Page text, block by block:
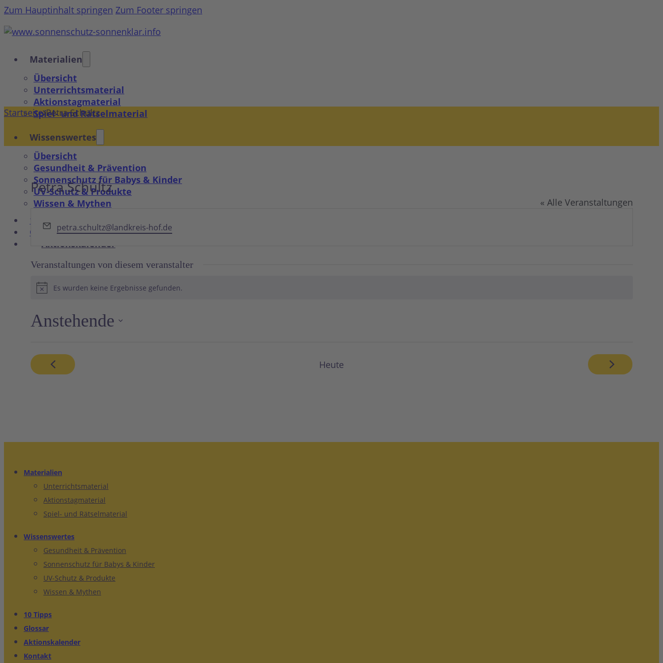
Zum Hauptinhalt springen Zum Footer springen
Materialien
Übersicht
Unterrichtsmaterial
Aktionstagmaterial
Spiel- und Rätselmaterial
Wissenswertes
Übersicht
Gesundheit & Prävention
Sonnenschutz für Babys & Kinder
UV-Schutz & Produkte
Wissen & Mythen
10 Tipps
Glossar
Aktionskalender
Startseite Petra Schultz
Petra Schultz
« Alle Veranstaltungen
Email
petra.schultz@landkreis-hof.de
Veranstaltungen von diesem veranstalter
HinweisEs wurden keine Ergebnisse gefunden.
Anstehende
wählen.
Heute
Materialien
Unterrichtsmaterial
Aktionstagmaterial
Spiel- und Rätselmaterial
Wissenswertes
Gesundheit & Prävention
Sonnenschutz für Babys & Kinder
UV-Schutz & Produkte
Wissen & Mythen
10 Tipps
Glossar
Aktionskalender
Kontakt